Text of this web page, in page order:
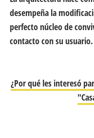
desempeña la
perfecto núcleo de
contacto con su usuario.
¿Por qué les interesó